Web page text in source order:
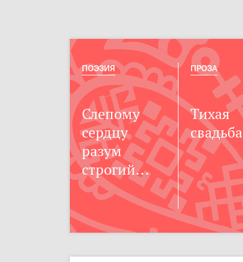
Слепому
сердцу
разум
строгий...
ПОЭЗИЯ
Тихая
свадьба
ПРОЗА